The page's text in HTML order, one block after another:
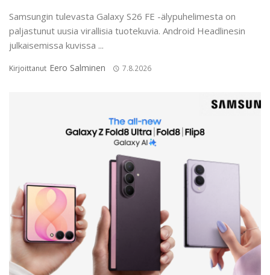
Samsungin tulevasta Galaxy S26 FE -älypuhelimesta on
paljastunut uusia virallisia tuotekuvia. Android Headlinesin
julkaisemissa kuvissa ...
Kirjoittanut Eero Salminen 7.8.2026